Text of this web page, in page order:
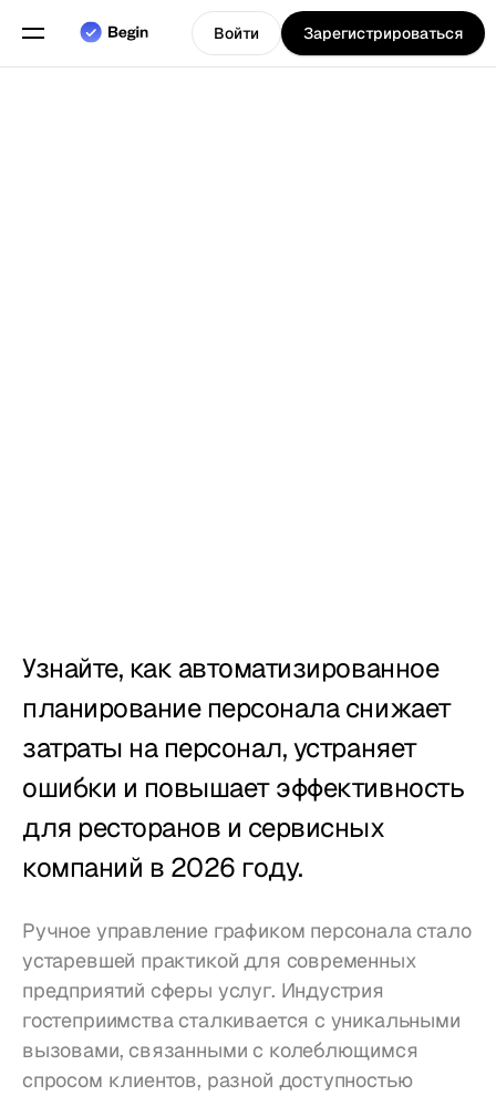
Создан для
Рестораны
Пабы
Пекарни
Обслуживание
приложение
Цены
Войти Зарегистрироваться
Узнайте, как автоматизированное
планирование персонала снижает
затраты на персонал, устраняет
ошибки и повышает эффективность
для ресторанов и сервисных
компаний в 2026 году.
Ручное управление графиком персонала стало
устаревшей практикой для современных
предприятий сферы услуг. Индустрия
гостеприимства сталкивается с уникальными
вызовами, связанными с колеблющимся
спросом клиентов, разной доступностью